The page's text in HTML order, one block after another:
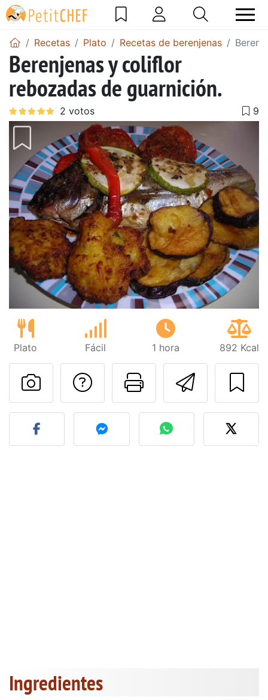
Recetas Plato Recetas de berenjenas
Berenjenas y coliflor
rebozadas de guarnición.
Plato Fácil 1 hora 892 Kcal
Imprimir
Preguntar al autor
Publicar la foto de esta
Ingredientes